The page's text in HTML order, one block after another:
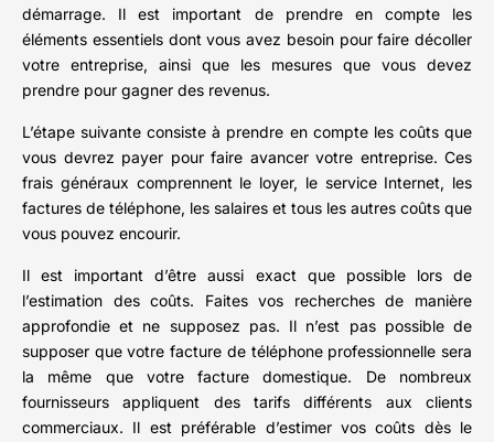
démarrage. Il est important de prendre en compte les
éléments essentiels dont vous avez besoin pour faire décoller
votre entreprise, ainsi que les mesures que vous devez
prendre pour gagner des revenus.
L’étape suivante consiste à prendre en compte les coûts que
vous devrez payer pour faire avancer votre entreprise. Ces
frais généraux comprennent le loyer, le service Internet, les
factures de téléphone, les salaires et tous les autres coûts que
vous pouvez encourir.
Il est important d’être aussi exact que possible lors de
l’estimation des coûts. Faites vos recherches de manière
approfondie et ne supposez pas. Il n’est pas possible de
supposer que votre facture de téléphone professionnelle sera
la même que votre facture domestique. De nombreux
fournisseurs appliquent des tarifs différents aux clients
commerciaux. Il est préférable d’estimer vos coûts dès le